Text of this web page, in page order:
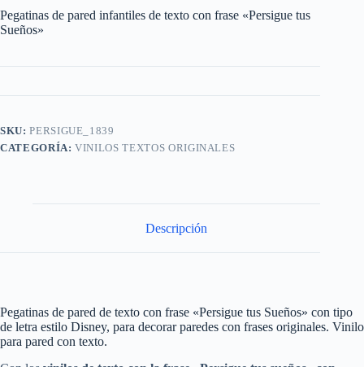
Pegatinas de pared infantiles de texto con frase «Persigue tus
Sueños»
SKU:PERSIGUE_1839
CATEGORÍA:VINILOS TEXTOS ORIGINALES
Descripción
Pegatinas de pared de texto con frase «Persigue tus Sueños» con tipo
de letra estilo Disney, para decorar paredes con frases originales. Vinilo
para pared con texto.